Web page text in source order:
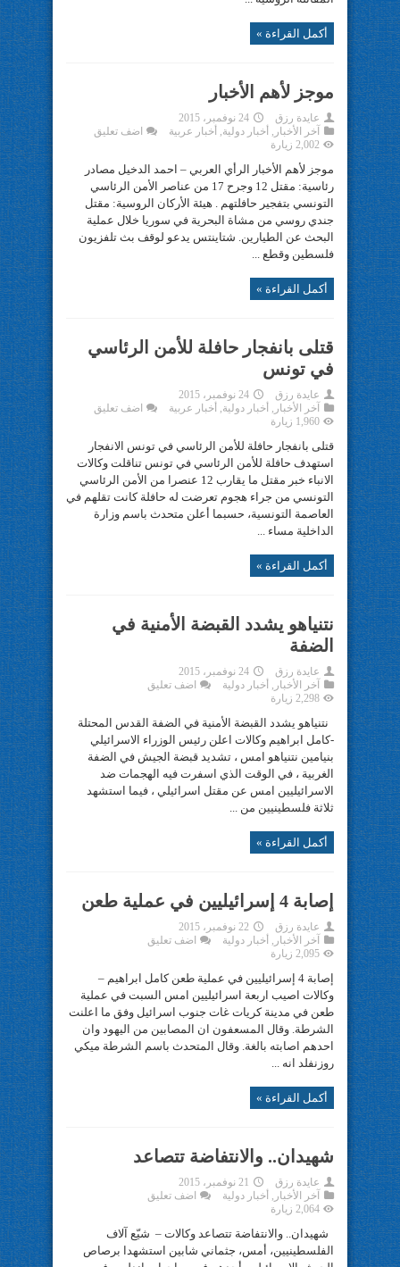
أكمل القراءة »
موجز لأهم الأخبار
عايدة رزق
24 نوفمبر، 2015
آخر الأخبار , أخبار دولية, أخبار عربية
اضف تعليق
2,002 زيارة
موجز لأهم الأخبار الرأي العربي – احمد الدخيل مصادر
رئاسية: مقتل 12 وجرح 17 من عناصر الأمن الرئاسي
التونسي بتفجير حافلتهم . هيئة الأركان الروسية: مقتل
جندي روسي من مشاة البحرية في سوريا خلال عملية
البحث عن الطيارين. شتاينتس يدعو لوقف بث تلفزيون
فلسطين وقطع ...
أكمل القراءة »
قتلى بانفجار حافلة للأمن الرئاسي
في تونس
عايدة رزق
24 نوفمبر، 2015
آخر الأخبار , أخبار دولية, أخبار عربية
اضف تعليق
1,960 زيارة
قتلى بانفجار حافلة للأمن الرئاسي في تونس الانفجار
استهدف حافلة للأمن الرئاسي في تونس تناقلت وكالات
الانباء خبر مقتل ما يقارب 12 عنصرا من الأمن الرئاسي
التونسي من جراء هجوم تعرضت له حافلة كانت تقلهم في
العاصمة التونسية، حسبما أعلن متحدث باسم وزارة
الداخلية مساء ...
أكمل القراءة »
نتنياهو يشدد القبضة الأمنية في
الضفة
عايدة رزق
24 نوفمبر، 2015
آخر الأخبار , أخبار دولية
اضف تعليق
2,298 زيارة
نتنياهو يشدد القبضة الأمنية في الضفة القدس المحتلة
-كامل ابراهيم وكالات اعلن رئيس الوزراء الاسرائيلي
بنيامين نتنياهو امس ، تشديد قبضة الجيش في الضفة
الغربية ، في الوقت الذي اسفرت فيه الهجمات ضد
الاسرائيليين امس عن مقتل اسرائيلي ، فيما استشهد
ثلاثة فلسطينيين من ...
أكمل القراءة »
إصابة 4 إسرائيليين في عملية طعن
عايدة رزق
22 نوفمبر، 2015
آخر الأخبار , أخبار دولية
اضف تعليق
2,095 زيارة
إصابة 4 إسرائيليين في عملية طعن كامل ابراهيم –
وكالات اصيب اربعة اسرائيليين امس السبت في عملية
طعن في مدينة كريات غات جنوب اسرائيل وفق ما اعلنت
الشرطة. وقال المسعفون ان المصابين من اليهود وان
احدهم اصابته بالغة. وقال المتحدث باسم الشرطة ميكي
روزنفلد انه ...
أكمل القراءة »
شهيدان.. والانتفاضة تتصاعد
عايدة رزق
21 نوفمبر، 2015
آخر الأخبار , أخبار دولية
اضف تعليق
2,064 زيارة
شهيدان.. والانتفاضة تتصاعد وكالات – شيّع آلاف
الفلسطينيين، أمس، جثماني شابين استشهدا برصاص